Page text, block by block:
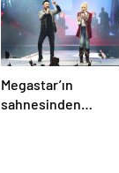
Megastar’ın
sahnesinden